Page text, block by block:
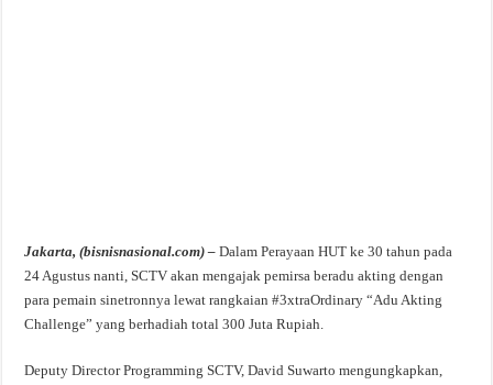
Jakarta, (bisnisnasional.com) – Dalam Perayaan HUT ke 30 tahun pada
24 Agustus nanti, SCTV akan mengajak pemirsa beradu akting dengan
para pemain sinetronnya lewat rangkaian #3xtraOrdinary “Adu Akting
Challenge” yang berhadiah total 300 Juta Rupiah.
Deputy Director Programming SCTV, David Suwarto mengungkapkan,